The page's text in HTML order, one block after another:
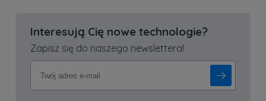
Interesują Cię nowe technologie?
Zapisz się do naszego newslettera!